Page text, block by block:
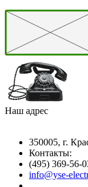
Наш адрес
350005, г.
Контакты: ­
(495) 369-56-
info@yse-